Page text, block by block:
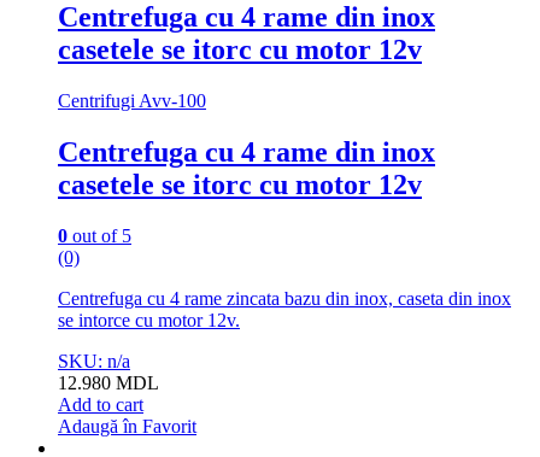
Centrefuga cu 4 rame din inox
casetele se itorc сu motor 12v
Centrifugi Avv-100
Centrefuga cu 4 rame din inox
casetele se itorc сu motor 12v
0 out of 5
(0)
Centrefuga cu 4 rame zincata bazu din inox, caseta din inox
se intorce сu motor 12v.
SKU: n/a
12.980 MDL
Add to cart
Adaugă în Favorit